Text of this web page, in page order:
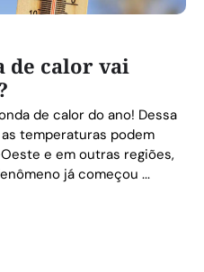
de calor vai
de calor do ano! Dessa
temperaturas podem
e em outras regiões,
já começou ...